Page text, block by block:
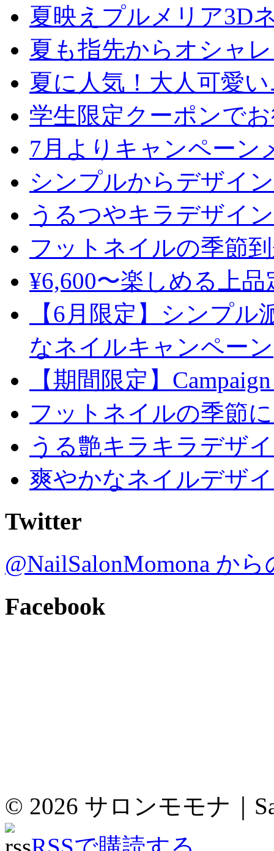
夏映えプルメリア3D
夏も指先からオシャ
夏に人気！大人可愛
学生限定クーポンで
7月よりキャンペーン
シンプルからデザイ
うるつやキラデザイン
フットネイルの季節
¥6,600〜楽しめる上
【6月限定】シンプ
なネイルキャンペーン
【期間限定】
フットネイルの季節
うる艶キラキラデザ
爽やかなネイルデザ
Twitter
@NailSalonMomona か
Facebook
© 2026 サロンモモナ｜